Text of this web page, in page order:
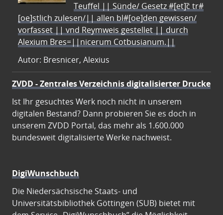
Teuffel || Sünde/ Gesetz #[et]c̃ tr#
[oe]stlich zulesen/|| allen bl#[oe]den gewissen/
vorfasset || vnd Reymweis gestellet || durch
Alexium Bres=||nicerum Cotbusianum.||
Autor: Bresnicer, Alexius
ZVDD - Zentrales Verzeichnis digitalisierter Drucke
Ist Ihr gesuchtes Werk noch nicht in unserem
digitalen Bestand? Dann probieren Sie es doch in
unserem ZVDD Portal, das mehr als 1.600.000
bundesweit digitalisierte Werke nachweist.
DigiWunschbuch
Die Niedersächsische Staats- und
Universitätsbibliothek Göttingen (SUB) bietet mit